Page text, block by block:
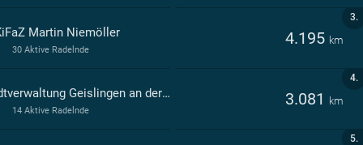
3.
Martin Niemöller 4.195 km
30 Aktive Radelnde
4.
Stadtverwaltung Geislingen an der Steige 3.081 km
14 Aktive Radelnde
5.